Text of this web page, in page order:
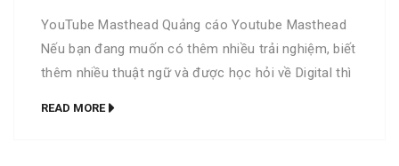
YouTube Masthead Quảng cáo Youtube Masthead
Nếu bạn đang muốn có thêm nhiều trải nghiệm, biết
thêm nhiều thuật ngữ và được học hỏi về Digital thì
READ MORE